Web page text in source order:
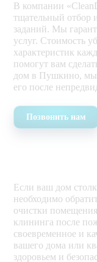
В компании
тщательный отбор
заданий. Мы
услуг. Стоимость
характеристик
помогут вам
дом в Пушкино, мы
его после
Позвонить нам
Если ваш дом
необходимо
очистки
клининга после
своевременное и
вашего дома или
здоровьем и